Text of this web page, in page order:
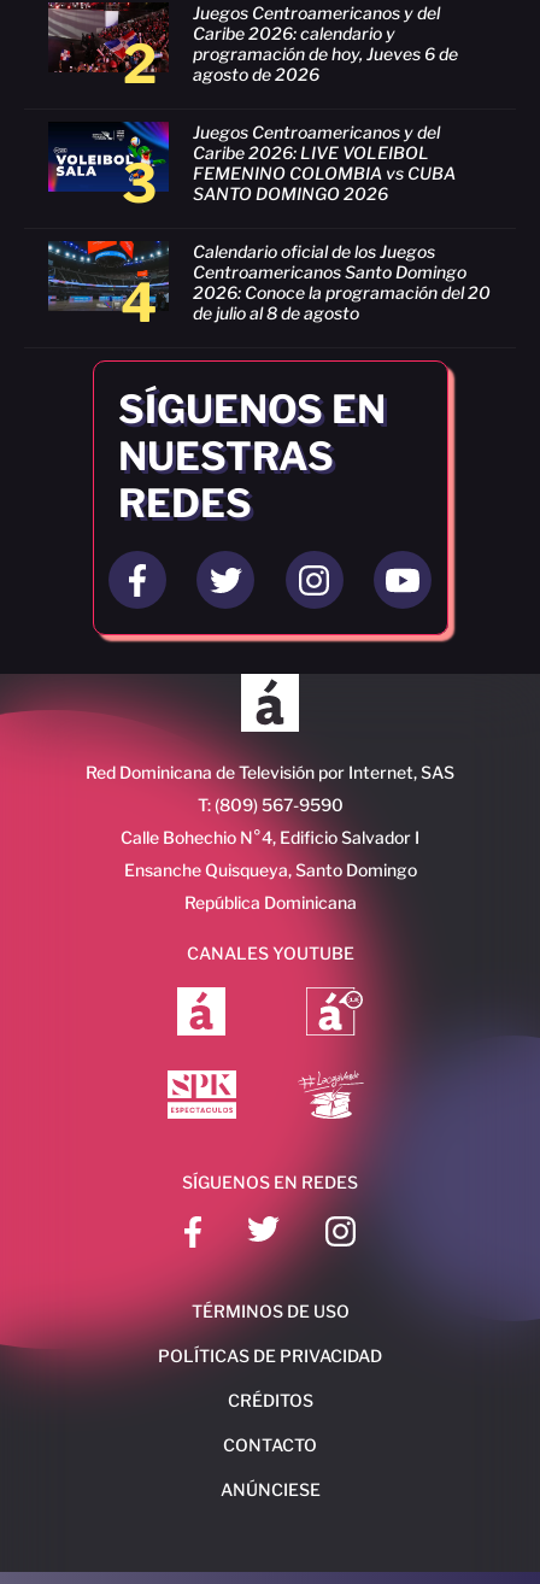
2
Juegos Centroamericanos y del
Caribe 2026: calendario y
programación de hoy, Jueves 6 de
agosto de 2026
3
Juegos Centroamericanos y del
Caribe 2026: LIVE VOLEIBOL
FEMENINO COLOMBIA vs CUBA
SANTO DOMINGO 2026
4
Calendario oficial de los Juegos
Centroamericanos Santo Domingo
2026: Conoce la programación del 20
de julio al 8 de agosto
SÍGUENOS EN
NUESTRAS
REDES
Red Dominicana de Televisión por Internet, SAS
T: (809) 567-9590
Calle Bohechio N°4, Edificio Salvador I
Ensanche Quisqueya, Santo Domingo
República Dominicana
CANALES YOUTUBE
SÍGUENOS EN REDES
TÉRMINOS DE USO
POLÍTICAS DE PRIVACIDAD
CRÉDITOS
CONTACTO
ANÚNCIESE